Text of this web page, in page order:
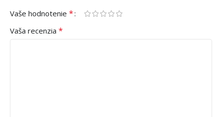
Vaše hodnotenie *
Vaša recenzia *